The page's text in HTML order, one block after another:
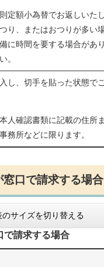
定額小為替でお返しいた
り、またはおつりが多い
に時間を要する場合があ
。
し、切手を貼った状態で
人確認書類に記載の住所
務所などに限ります。
口で請求する場合
のサイズを切り替える
で請求する場合